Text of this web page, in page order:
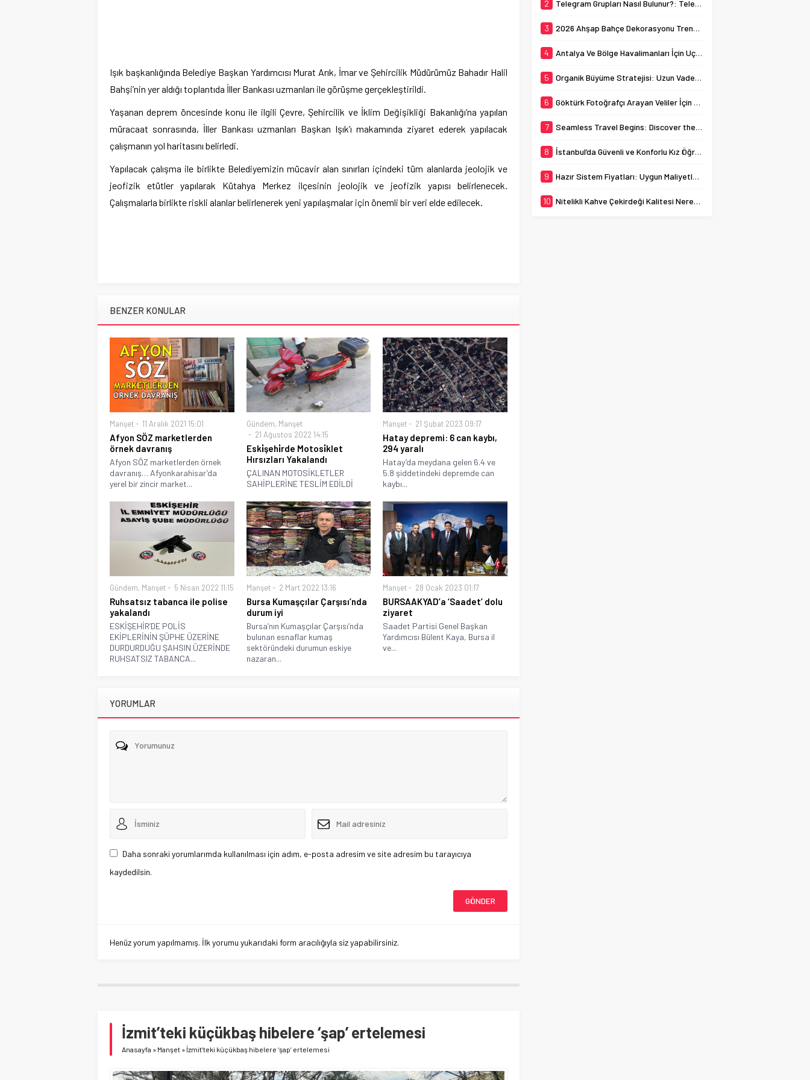
Işık başkanlığında Belediye Başkan Yardımcısı Murat Arık, İmar ve Şehircilik Müdürümüz Bahadır Halil
Bahşi’nin yer aldığı toplantıda İller Bankası uzmanları ile görüşme gerçekleştirildi.
Yaşanan deprem öncesinde konu ile ilgili Çevre, Şehircilik ve İklim Değişikliği Bakanlığı’na yapılan
müracaat sonrasında, İller Bankası uzmanları Başkan Işık’ı makamında ziyaret ederek yapılacak
çalışmanın yol haritasını belirledi.
Yapılacak çalışma ile birlikte Belediyemizin mücavir alan sınırları içindeki tüm alanlarda jeolojik ve
jeofizik etütler yapılarak Kütahya Merkez ilçesinin jeolojik ve jeofizik yapısı belirlenecek.
Çalışmalarla birlikte riskli alanlar belirlenerek yeni yapılaşmalar için önemli bir veri elde edilecek.
BENZER KONULAR
Manşet 11 Aralık 2021 15:01
Afyon SÖZ marketlerden
örnek davranış
Afyon SÖZ marketlerden örnek
davranış… Afyonkarahisar’da
yerel bir zincir market...
Gündem, Manşet
21 Ağustos 2022 14:15
Eski̇şehi̇rde Motosi̇klet
Hırsızları Yakalandı
ÇALINAN MOTOSİKLETLER
SAHİPLERİNE TESLİM EDİLDİ
Manşet 21 Şubat 2023 09:17
Hatay depremi: 6 can kaybı,
294 yaralı
Hatay’da meydana gelen 6.4 ve
5.8 şiddetindeki depremde can
kaybı...
Gündem, Manşet 5 Nisan 2022 11:15
Ruhsatsız tabanca ile polise
yakalandı
ESKİŞEHİR’DE POLİS
EKİPLERİNİN ŞÜPHE ÜZERİNE
DURDURDUĞU ŞAHSIN ÜZERİNDE
RUHSATSIZ TABANCA...
Manşet 2 Mart 2022 13:16
Bursa Kumaşçılar Çarşısı’nda
durum iyi
Bursa’nın Kumaşçılar Çarşısı’nda
bulunan esnaflar kumaş
sektöründeki durumun eskiye
nazaran...
Manşet 28 Ocak 2023 01:17
BURSAAKYAD’a ‘Saadet’ dolu
ziyaret
Saadet Partisi Genel Başkan
Yardımcısı Bülent Kaya, Bursa il
ve...
YORUMLAR
Daha sonraki yorumlarımda kullanılması için adım, e-posta adresim ve site adresim bu tarayıcıya
kaydedilsin.
Henüz yorum yapılmamış. İlk yorumu yukarıdaki form aracılığıyla siz yapabilirsiniz.
İzmit’teki küçükbaş hibelere ‘şap’ ertelemesi
Anasayfa » Manşet » İzmit’teki küçükbaş hibelere ‘şap’ ertelemesi
sometimes...
her yıl binlerce öğrenciye
Bu bağlamda, İstanbul
kadınların...
2 Telegram Grupları Nasıl Bulunur?: Telegram’da Grup Bulma Deneyimini Sadeleştirin
3 2026 Ahşap Bahçe Dekorasyonu Trendleri: Doğal ve Modern Tasarım Önerileri
4 Antalya Ve Bölge Havalimanları İçin Uçak Radarı
5 Organik Büyüme Stratejisi: Uzun Vadede Sosyal Medya Başarısı Nasıl Sağlanır?
6 Göktürk Fotoğrafçı Arayan Veliler İçin Okul Kaydı Fotoğrafı Hazırlık Listesi
7 Seamless Travel Begins: Discover the Convenience of Istanbul Transfer Services
8 İstanbul’da Güvenli ve Konforlu Kız Öğrenci Yurtları
9 Hazır Sistem Fiyatları: Uygun Maliyetlerle Verimlilik Sağlayın
10 Nitelikli Kahve Çekirdeği Kalitesi Nereden Anlaşılır?